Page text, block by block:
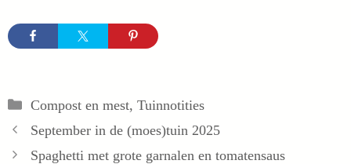
Categorieën
Compost en mest, Tuinnotities
September in de (moes)tuin 2025
Spaghetti met grote garnalen en tomatensaus